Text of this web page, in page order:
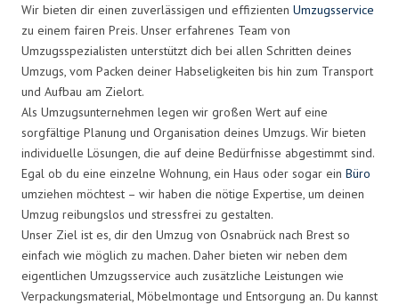
Wir bieten dir einen zuverlässigen und effizienten Umzugsservice
zu einem fairen Preis. Unser erfahrenes Team von
Umzugsspezialisten unterstützt dich bei allen Schritten deines
Umzugs, vom Packen deiner Habseligkeiten bis hin zum Transport
und Aufbau am Zielort.
Als Umzugsunternehmen legen wir großen Wert auf eine
sorgfältige Planung und Organisation deines Umzugs. Wir bieten
individuelle Lösungen, die auf deine Bedürfnisse abgestimmt sind.
Egal ob du eine einzelne Wohnung, ein Haus oder sogar ein Büro
umziehen möchtest – wir haben die nötige Expertise, um deinen
Umzug reibungslos und stressfrei zu gestalten.
Unser Ziel ist es, dir den Umzug von Osnabrück nach Brest so
einfach wie möglich zu machen. Daher bieten wir neben dem
eigentlichen Umzugsservice auch zusätzliche Leistungen wie
Verpackungsmaterial, Möbelmontage und Entsorgung an. Du kannst